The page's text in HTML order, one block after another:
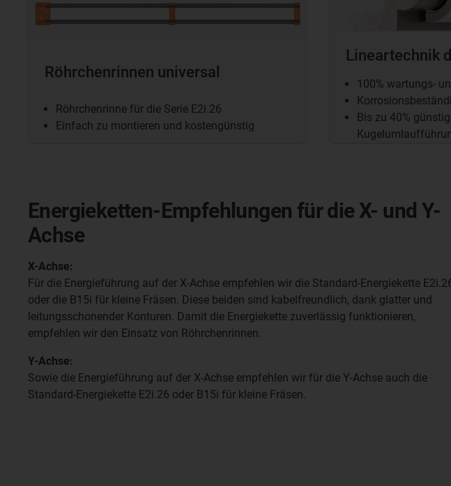
Röhrchenrinnen universal
Röhrchenrinne für die Serie E2i.26
Einfach zu montieren und kostengünstig
Lineartechnik
100% wartungs-
Bis zu 40%
Energieketten-Empfehlungen für die X- und Y-
Achse
X-Achse:
Für die Energieführung auf der X-Achse empfehlen wir die Standard-Energiekette
oder die B15i für kleine Fräsen. Diese beiden sind kabelfreundlich, dank glatter und
leitungsschonender Konturen. Damit die Energiekette zuverlässig funktionieren,
empfehlen wir den Einsatz von Röhrchenrinnen.
Y-Achse:
Sowie die Energieführung auf der X-Achse empfehlen wir für die Y-Achse auch die
Standard-Energiekette E2i.26 oder B15i für kleine Fräsen.